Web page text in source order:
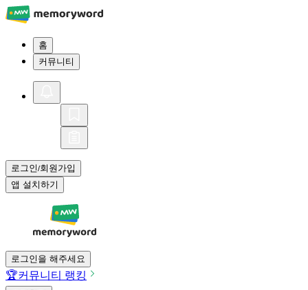
홈
커뮤니티
로그인/회원가입
앱 설치하기
로그인을 해주세요
🏆커뮤니티 랭킹